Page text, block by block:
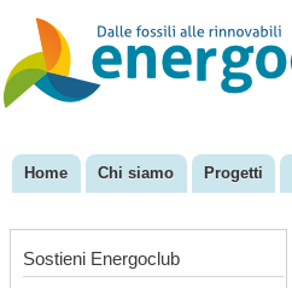
EnergoClub
per la
riconversione
del sistema
Menu principale
Home Chi siamo Progetti
Sostieni Energoclub